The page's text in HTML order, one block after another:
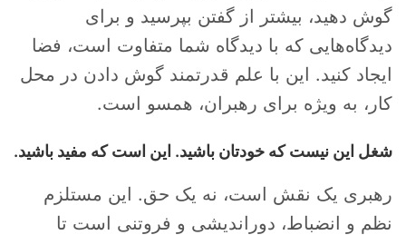
گوش دهید، بیشتر از گفتن بپرسید و برای
دیدگاه‌هایی که با دیدگاه شما متفاوت است، فضا
ایجاد کنید. این با علم قدرتمند گوش دادن در محل
کار، به ویژه برای رهبران، همسو است.
شغل این نیست که خودتان باشید. این است که مفید باشید.
رهبری یک نقش است، نه یک حق. این مستلزم
نظم و انضباط، دوراندیشی و فروتنی است تا